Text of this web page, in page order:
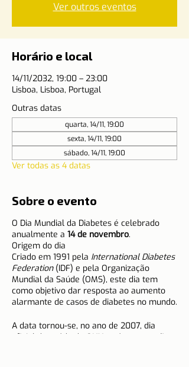
Ver outros eventos
Horário e local
14/11/2032, 19:00 – 23:00
Lisboa, Lisboa, Portugal
Outras datas
quarta, 14/11, 19:00
sexta, 14/11, 19:00
sábado, 14/11, 19:00
Ver todas as 4 datas
Sobre o evento
O Dia Mundial da Diabetes é celebrado
anualmente a 14 de novembro.
Origem do dia
Criado em 1991 pela International Diabetes
Federation(IDF) e pela Organização
Mundial da Saúde (OMS), este dia tem
como objetivo dar resposta ao aumento
alarmante de casos de diabetes no mundo.
A data tornou-se, no ano de 2007, dia
oficial de saúde da ONU, após aprovação